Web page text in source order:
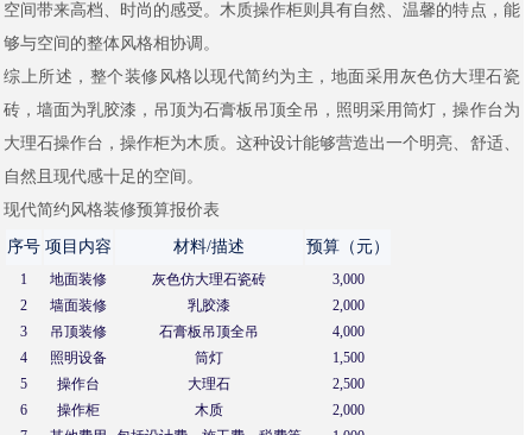
空间带来高档、时尚的感受。木质操作柜则具有自然、温馨的特点，能
够与空间的整体风格相协调。
综上所述，整个装修风格以现代简约为主，地面采用灰色仿大理石瓷
砖，墙面为乳胶漆，吊顶为石膏板吊顶全吊，照明采用筒灯，操作台为
大理石操作台，操作柜为木质。这种设计能够营造出一个明亮、舒适、
自然且现代感十足的空间。
现代简约风格装修预算报价表
序号 项目内容 材料/描述 预算（元）
1 地面装修 灰色仿大理石瓷砖
3,000
2
墙面装修 乳胶漆
2,000
3
吊顶装修 石膏板吊顶全吊
4,000
4
照明设备 筒灯
1,500
5
操作台 大理石
2,500
6
操作柜 木质
2,000